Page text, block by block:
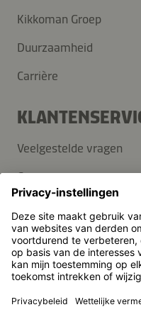
Kikkoman Groep
Duurzaamheid
Carrière
Veelgestelde vragen
Contact
Pers
Kikkoman is een